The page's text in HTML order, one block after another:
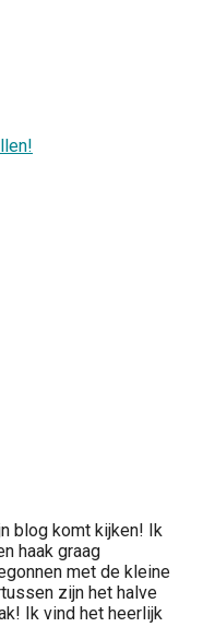
blog komt kijken! Ik
haak graag
met de kleine
zijn het halve
Ik vind het heerlijk